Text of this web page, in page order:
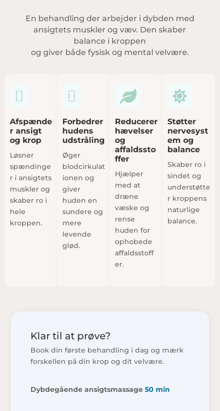
En behandling der arbejder i dybden med
ansigtets muskler og væv. Den skaber
balance i kroppen
og giver både fysisk og mental velvære.

Afspænde
r ansigt
og krop
Løsner
spændinge
r i ansigtets
muskler og
skaber ro i
hele
kroppen.

Forbedrer
hudens
udstråling
Øger
blodcirkulat
ionen og
giver
huden en
sundere og
mere
levende
glød.

Reducerer
hævelser
og
affaldssto
ffer
Hjælper
med at
dræne
væske og
rense
huden for
ophobede
affaldsstoff
er.

Støtter
nervesyst
em og
balance
Skaber ro i
sindet og
understøtte
r kroppens
naturlige
balance.
Klar til at prøve?
Book din første behandling i dag og mærk
forskellen på din krop og dit velvære.
Dybdegående ansigtsmassage50 min